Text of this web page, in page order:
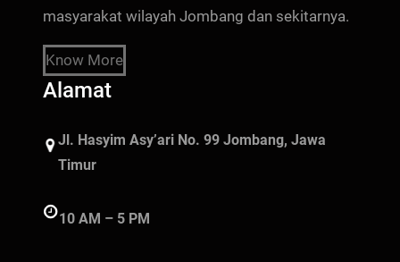
masyarakat wilayah Jombang dan sekitarnya.
Know More
Alamat
Jl. Hasyim Asy’ari No. 99 Jombang, Jawa
Timur
10 AM – 5 PM